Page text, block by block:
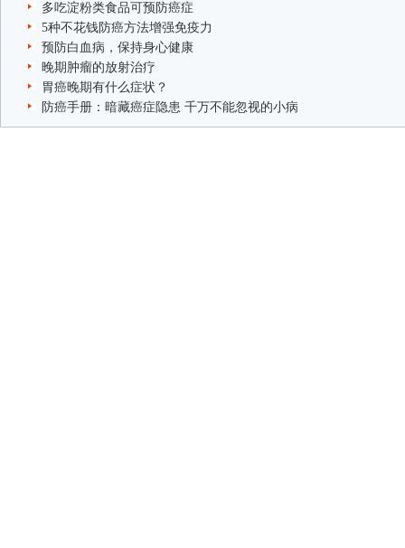
多吃淀粉类食品可预防癌症
5种不花钱防癌方法增强免疫力
预防白血病，保持身心健康
晚期肿瘤的放射治疗
胃癌晚期有什么症状？
防癌手册：暗藏癌症隐患 千万不能忽视的小病